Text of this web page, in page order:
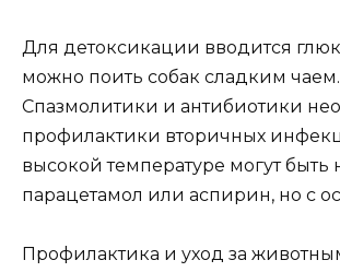
Для детоксикации вводится
можно поить собак сладким чаем.
Спазмолитики и антибиотики
профилактики вторичных
высокой температуре могут быть
парацетамол или аспирин, но с
Профилактика и уход за